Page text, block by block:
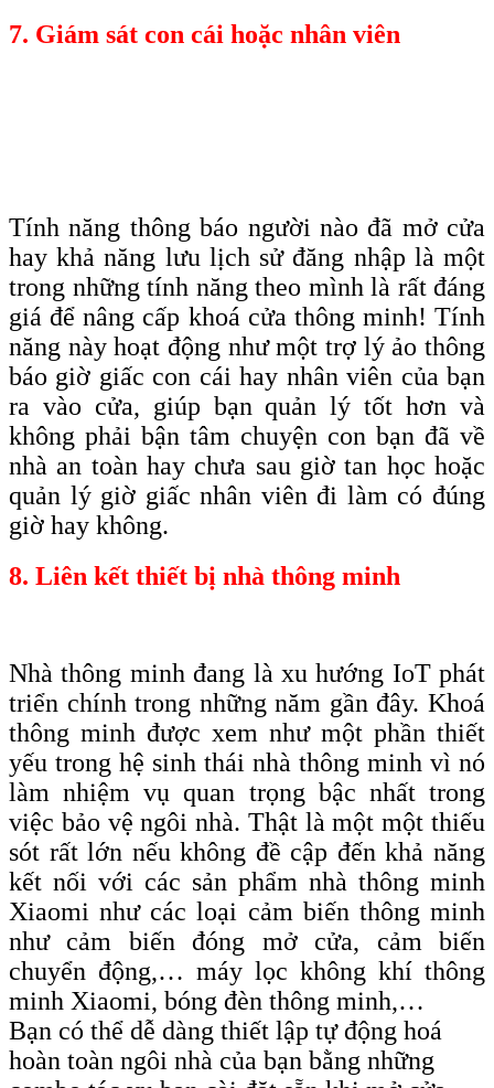
7. Giám sát con cái hoặc nhân viên
Tính năng thông báo người nào đã mở cửa
hay khả năng lưu lịch sử đăng nhập là một
trong những tính năng theo mình là rất đáng
giá để nâng cấp khoá cửa thông minh! Tính
năng này hoạt động như một trợ lý ảo thông
báo giờ giấc con cái hay nhân viên của bạn
ra vào cửa, giúp bạn quản lý tốt hơn và
không phải bận tâm chuyện con bạn đã về
nhà an toàn hay chưa sau giờ tan học hoặc
quản lý giờ giấc nhân viên đi làm có đúng
giờ hay không.
8. Liên kết thiết bị nhà thông minh
Nhà thông minh đang là xu hướng IoT phát
triển chính trong những năm gần đây. Khoá
thông minh được xem như một phần thiết
yếu trong hệ sinh thái nhà thông minh vì nó
làm nhiệm vụ quan trọng bậc nhất trong
việc bảo vệ ngôi nhà. Thật là một một thiếu
sót rất lớn nếu không đề cập đến khả năng
kết nối với các sản phẩm nhà thông minh
Xiaomi như các loại cảm biến thông minh
như cảm biến đóng mở cửa, cảm biến
chuyển động,… máy lọc không khí thông
minh Xiaomi, bóng đèn thông minh,…
Bạn có thể dễ dàng thiết lập tự động hoá
hoàn toàn ngôi nhà của bạn bằng những